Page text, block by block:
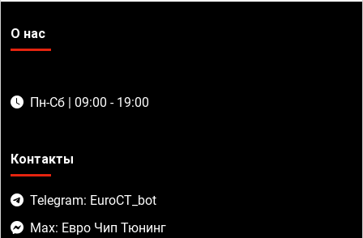
О нас
Пн-Сб | 09:00 - 19:00
Контакты
Telegram: EuroCT_bot
Max: Евро Чип Тюнинг